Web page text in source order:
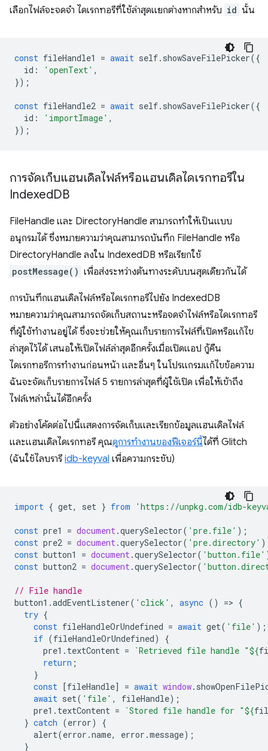
เลือกไฟล์จะจดจำ ไดเรกทอรีที่ใช้ล่าสุดแยกต่างหากสำหรับ id นั้น
const fileHandle1 = await self. showSaveFilePicker({
id : 'openText' ,
});
const fileHandle2 = await self. showSaveFilePicker({
id : 'importImage' ,
});
การจัดเก็บแฮนเดิลไฟล์หรือแฮนเดิลไดเรกทอรีใน
IndexedDB
FileHandle และ DirectoryHandle สามารถทำให้เป็นแบบ
อนุกรมได้ ซึ่งหมายความว่าคุณสามารถบันทึก FileHandle หรือ
DirectoryHandle ลงใน IndexedDB หรือเรียกใช้
postMessage() เพื่อส่งระหว่างต้นทางระดับบนสุดเดียวกันได้
การบันทึกแฮนเดิลไฟล์หรือไดเรกทอรีไปยัง IndexedDB
หมายความว่าคุณสามารถจัดเก็บสถานะหรือจดจำไฟล์หรือไดเรกทอรี
ที่ผู้ใช้ทำงานอยู่ได้ ซึ่งจะช่วยให้คุณเก็บรายการไฟล์ที่เปิดหรือแก้ไข
ล่าสุดไว้ได้ เสนอให้เปิดไฟล์ล่าสุดอีกครั้งเมื่อเปิดแอป กู้คืน
ไดเรกทอรีการทำงานก่อนหน้า และอื่นๆ ในโปรแกรมแก้ไขข้อความ
ฉันจะจัดเก็บรายการไฟล์ 5 รายการล่าสุดที่ผู้ใช้เปิด เพื่อให้เข้าถึง
ไฟล์เหล่านั้นได้อีกครั้ง
ตัวอย่างโค้ดต่อไปนี้แสดงการจัดเก็บและเรียกข้อมูลแฮนเดิลไฟล์
และแฮนเดิลไดเรกทอรี คุณดูการทำงานของฟีเจอร์นี้ได้ที่ Glitch
(ฉันใช้ไลบรารี idb-keyval เพื่อความกระชับ)
import { get, set } from 'https://unpkg.com/idb-
const pre1 = document.querySelector( 'pre.file' );
const pre2 = document.querySelector( 'pre.directory'
const button1 = document.querySelector( 'button.file'
const button2 = document.querySelector(
// File handle
button1 .addEventListener( 'click' , async () => {
try {
const fileHandleOrUndefined = await get( 'file' );
if (fileHandleOrUndefined)
{
pre1 . textContent = `Retrieved file handle "${
return ;
}
const [fileHandle] = await window.
await set( 'file' , fileHandle);
pre1 . textContent = `Stored file handle for "${
} catch (error)
{
alert(error .name, error .message);
}